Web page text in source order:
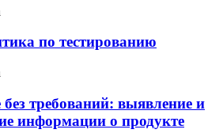
по тестированию
без требований: выявление и
информации о продукте